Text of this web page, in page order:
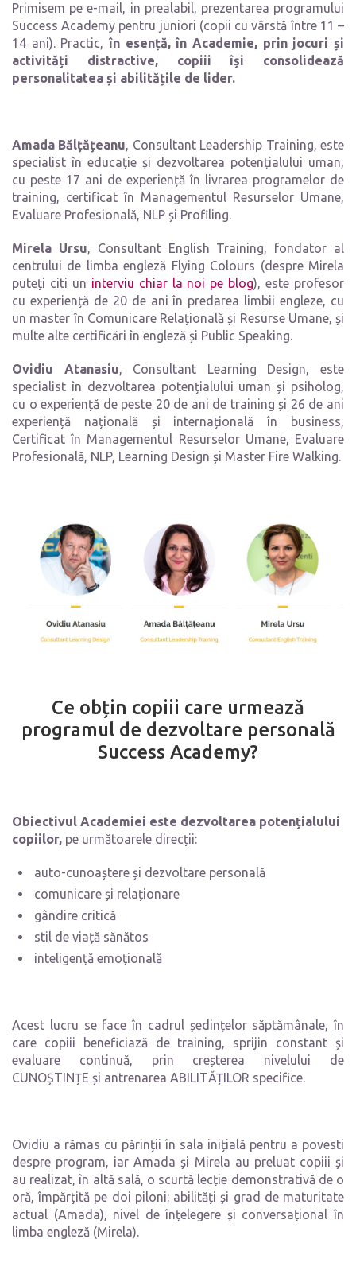
Primisem pe e-mail, in prealabil, prezentarea programului
Success Academy pentru juniori (copii cu vârstă între 11 –
14 ani). Practic, în esență, în Academie, prin jocuri și
activități distractive, copiii își consolidează
personalitatea și abilitățile de lider.
Amada Bălțățeanu, Consultant Leadership Training, este
specialist în educație și dezvoltarea potențialului uman,
cu peste 17 ani de experiență în livrarea programelor de
training, certificat în Managementul Resurselor Umane,
Evaluare Profesională, NLP și Profiling.
Mirela Ursu, Consultant English Training, fondator al
centrului de limba engleză Flying Colours (despre Mirela
puteți citi un interviu chiar la noi pe blog), este profesor
cu experiență de 20 de ani în predarea limbii engleze, cu
un master în Comunicare Relațională și Resurse Umane, și
multe alte certificări în engleză și Public Speaking.
Ovidiu Atanasiu, Consultant Learning Design, este
specialist în dezvoltarea potențialului uman și psiholog,
cu o experiență de peste 20 de ani de training și 26 de ani
experiență națională și internațională în business,
Certificat în Managementul Resurselor Umane, Evaluare
Profesională, NLP, Learning Design și Master Fire Walking.
Ce obțin copiii care urmează
programul de dezvoltare personală
Success Academy?
Obiectivul Academiei este dezvoltarea potențialului
copiilor, pe următoarele direcții:
auto-cunoaștere și dezvoltare personală
comunicare și relaționare
gândire critică
stil de viață sănătos
inteligență emoțională
Acest lucru se face în cadrul ședințelor săptămânale, în
care copiii beneficiază de training, sprijin constant și
evaluare continuă, prin creșterea nivelului de
CUNOȘTINȚE și antrenarea ABILITĂȚILOR specifice.
Ovidiu a rămas cu părinții în sala inițială pentru a povesti
despre program, iar Amada și Mirela au preluat copiii și
au realizat, în altă sală, o scurtă lecție demonstrativă de o
oră, împărțită pe doi piloni: abilități și grad de maturitate
actual (Amada), nivel de înțelegere și conversațional în
limba engleză (Mirela).